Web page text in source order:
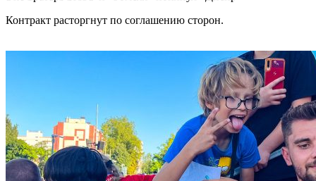
Контракт расторгнут по соглашению сторон.